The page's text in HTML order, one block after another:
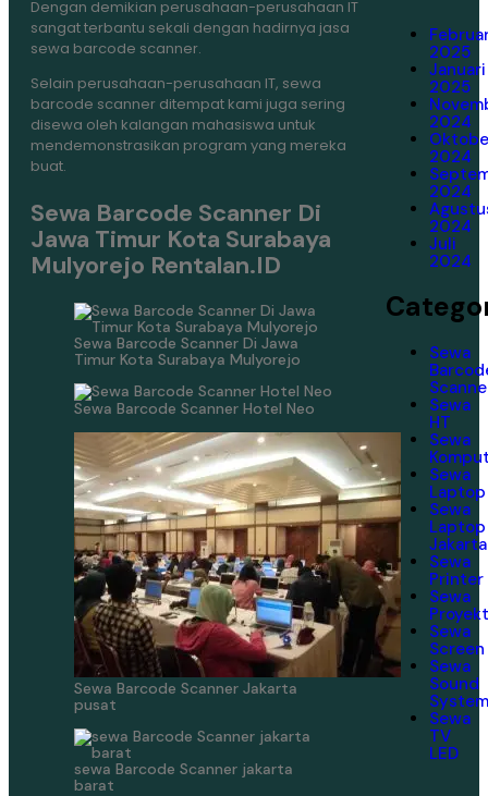
Dengan demikian perusahaan-perusahaan IT
sangat terbantu sekali dengan hadirnya jasa
sewa barcode scanner.
Selain perusahaan-perusahaan IT, sewa
barcode scanner ditempat kami juga sering
disewa oleh kalangan mahasiswa untuk
mendemonstrasikan program yang mereka
buat.
Sewa Barcode Scanner Di
Jawa Timur Kota Surabaya
Mulyorejo Rentalan.ID
Sewa Barcode Scanner Di Jawa
Timur Kota Surabaya Mulyorejo
Sewa Barcode Scanner Hotel Neo
Sewa Barcode Scanner Jakarta
pusat
sewa Barcode Scanner jakarta
barat
2025
Januari
2025
2024
2024
2024
2024
Juli
2024
Sewa
Sewa
HT
Sewa
Sewa
Laptop
Sewa
Laptop
Jakarta
Sewa
Printer
Sewa
Sewa
Screen
Sewa
Sound
System
Sewa
TV
LED